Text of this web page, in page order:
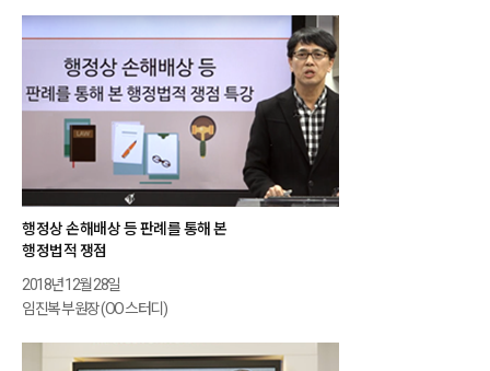
행정상 손해배상 등 판례를 통해 본
행정법적 쟁점
2018년 12월 28일
임진복 부원장 (OO 스터디)